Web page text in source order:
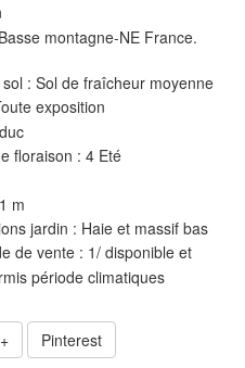
montagne-NE France.
: Sol de fraîcheur moyenne
exposition
floraison : 4 Eté
m
jardin : Haie et massif bas
de vente : 1/ disponible et
période climatiques
Pinterest